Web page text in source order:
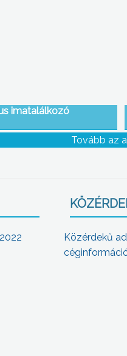
imatalálkozó
Tovább az
Közérdekű